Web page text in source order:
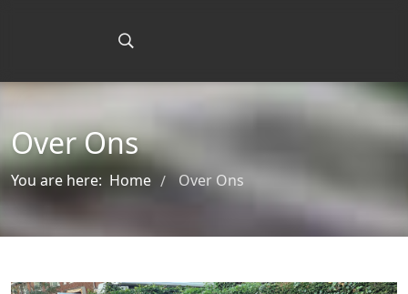
Over Ons
You are here: Home / Over Ons